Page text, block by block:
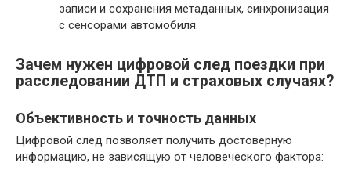
записи и сохранения метаданных, синхронизация
с сенсорами автомобиля.
Зачем нужен цифровой след поездки при
расследовании ДТП и страховых случаях?
Объективность и точность данных
Цифровой след позволяет получить достоверную
информацию, не зависящую от человеческого фактора: